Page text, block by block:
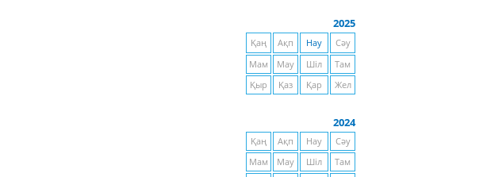
2025
Қаң Ақп Нау
Сәу
Мам
Мау Шіл
Там
Қыр
Қаз Қар Жел
2024
Қаң Ақп Нау
Сәу
Мам
Мау Шіл
Там